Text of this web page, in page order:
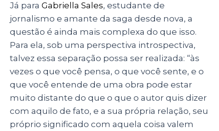
Já para Gabriella Sales, estudante de
jornalismo e amante da saga desde nova, a
questão é ainda mais complexa do que isso.
Para ela, sob uma perspectiva introspectiva,
talvez essa separação possa ser realizada: “às
vezes o que você pensa, o que você sente, e o
que você entende de uma obra pode estar
muito distante do que o que o autor quis dizer
com aquilo de fato, e a sua própria relação, seu
próprio significado com aquela coisa valem